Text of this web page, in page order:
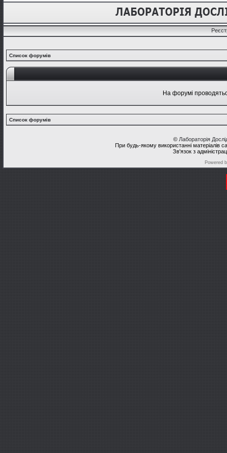
Список форумів
На форумі
Список форумів
© Лабораторія
При будь-якому використанні матеріалів
Зв'язок з
Powered